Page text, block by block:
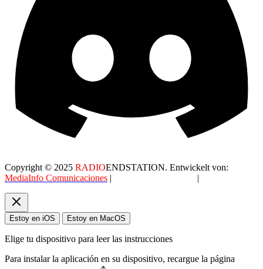
Copyright © 2025 RADIOENDSTATION. Entwickelt von:
MediaInfo Comunicaciones | |
Estoy en iOS Estoy en MacOS
Elige tu dispositivo para leer las instrucciones
Para instalar la aplicación en su dispositivo, recargue la página